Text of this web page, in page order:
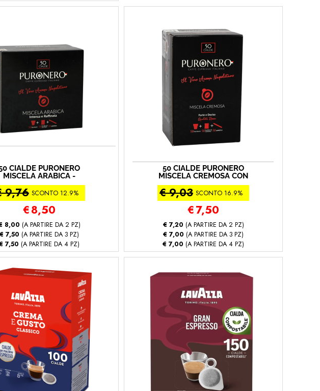
CIALDE PURONERO
MISCELA ARABICA -
CREMA ORO CON KIT
INCLUSI (50
cialde kit - Miscela
Crema Oro)
9,76 SCONTO 12.9%
€8,50
8,00 (A PARTIRE DA 2 PZ)
€ 7,50 (A PARTIRE DA 3 PZ)
7,50 (A PARTIRE DA 4 PZ)
50 CIALDE PURONERO
MISCELA CREMOSA CON
KIT ACCESSORI INCLUSI
(50 cialde kit - Miscela
Cremosa)
€ 9,03 SCONTO 16.9%
€7,50
€ 7,20 (A PARTIRE DA 2 PZ)
€ 7,00 (A PARTIRE DA 3 PZ)
€ 7,00 (A PARTIRE DA 4 PZ)